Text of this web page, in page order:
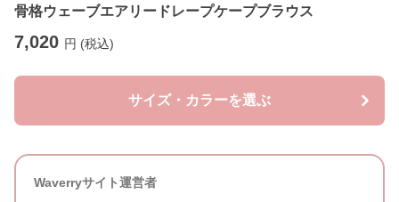
骨格ウェーブエアリードレープケープブラウス
7,020 円 (税込)
サイズ・カラーを選ぶ
Waverryサイト運営者